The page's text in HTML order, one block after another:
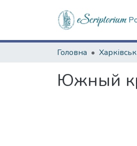
Головна
Южный